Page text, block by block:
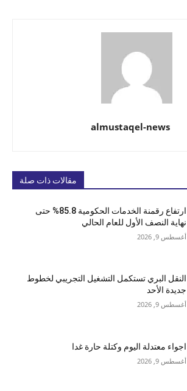
almustaqel-news
مقالات ذات صلة
ارتفاع رقمنة الخدمات الحكومية 85.8% حتى
نهاية النصف الأول للعام الحالي
أغسطس 9, 2026
النقل البري تستكمل التشغيل التجريبي لخطوط
جديدة الأحد
أغسطس 9, 2026
اجواء معتدلة اليوم وكتلة حارة غدا
أغسطس 9, 2026